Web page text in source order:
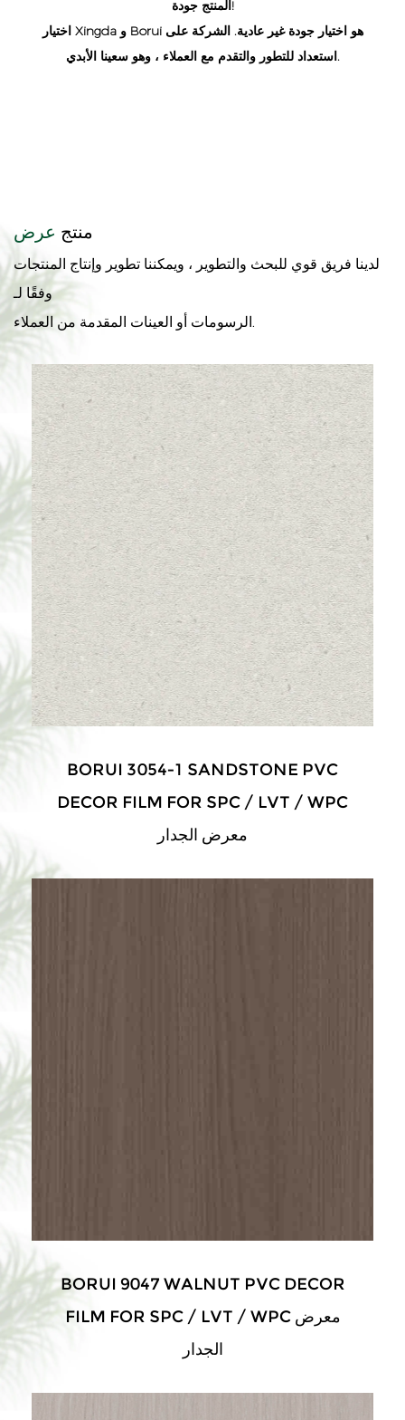
المنتج جودة!
اختيار Xingda و Borui هو اختيار جودة غير عادية. الشركة على
استعداد للتطور والتقدم مع العملاء ، وهو سعينا الأبدي.
منتج عرض
لدينا فريق قوي للبحث والتطوير ، ويمكننا تطوير وإنتاج المنتجات
وفقًا لـ
الرسومات أو العينات المقدمة من العملاء.
BORUI 3054-1 SANDSTONE PVC
DECOR FILM FOR SPC / LVT / WPC
معرض الجدار
BORUI 9047 WALNUT PVC DECOR
FILM FOR SPC / LVT / WPC معرض
الجدار